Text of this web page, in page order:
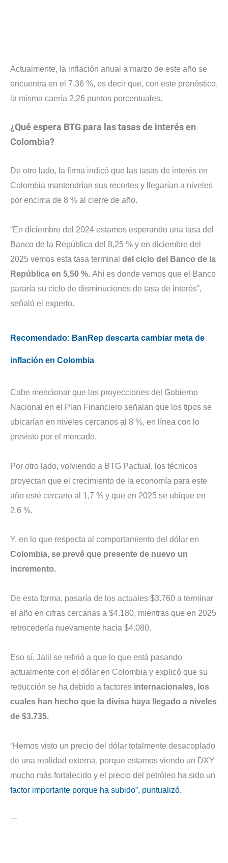
Actualmente, la inflación anual a marzo de este año se
encuentra en el 7,36 %, es decir que, con este pronóstico,
la misma caería 2,26 puntos porcentuales.
¿Qué espera BTG para las tasas de interés en
Colombia?
De otro lado, la firma indicó que las tasas de interés en
Colombia mantendrían sus recortes y llegarían a niveles
por encima de 8 % al cierre de año.
“En diciembre del 2024 estamos esperando una tasa del
Banco de la República del 8,25 % y en diciembre del
2025 vemos esta tasa terminal del ciclo del Banco de la
República en 5,50 %. Ahí es donde vemos que el Banco
pararía su ciclo de disminuciones de tasa de interés”,
señaló el experto.
Recomendado: BanRep descarta cambiar meta de
inflación en Colombia
Cabe mencionar que las proyecciones del Gobierno
Nacional en el Plan Financiero señalan que los tipos se
ubicarían en niveles cercanos al 8 %, en línea con lo
previsto por el mercado.
Por otro lado, volviendo a BTG Pactual, los técnicos
proyectan que el crecimiento de la economía para este
año esté cercano al 1,7 % y que en 2025 se ubique en
2,6 %.
Y, en lo que respecta al comportamiento del dólar en
Colombia, se prevé que presente de nuevo un
incremento.
De esta forma, pasaría de los actuales $3.760 a terminar
el año en cifras cercanas a $4.180, mientras que en 2025
retrocedería nuevamente hacia $4.080.
Eso sí, Jalil se refirió a que lo que está pasando
actualmente con el dólar en Colombia y explicó que su
reducción se ha debido a factores internacionales, los
cuales han hecho que la divisa haya llegado a niveles
de $3.735.
“Hemos visto un precio del dólar totalmente desacoplado
de una realidad externa, porque estamos viendo un DXY
mucho más fortalecido y el precio del petróleo ha sido un
factor importante porque ha subido”, puntualizó.
—